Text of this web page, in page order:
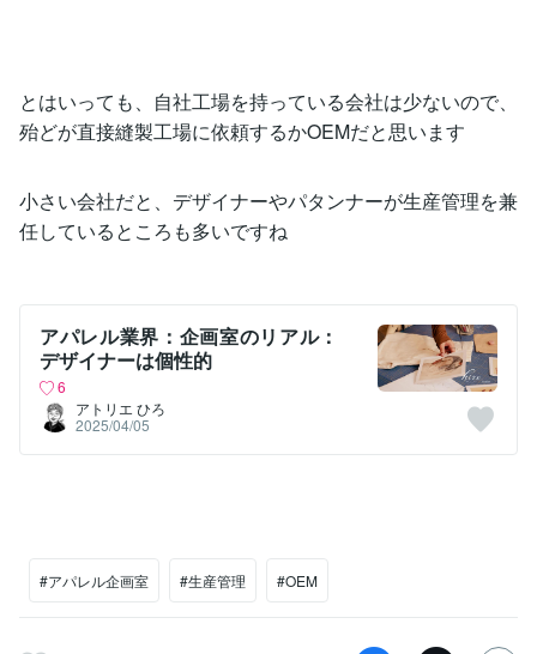
とはいっても、自社工場を持っている会社は少ないので、
殆どが直接縫製工場に依頼するかOEMだと思います
小さい会社だと、デザイナーやパタンナーが生産管理を兼
任しているところも多いですね
アパレル業界：企画室のリアル：
デザイナーは個性的
6
アトリエ ひろ
2025/04/05
#アパレル企画室 #生産管理 #OEM